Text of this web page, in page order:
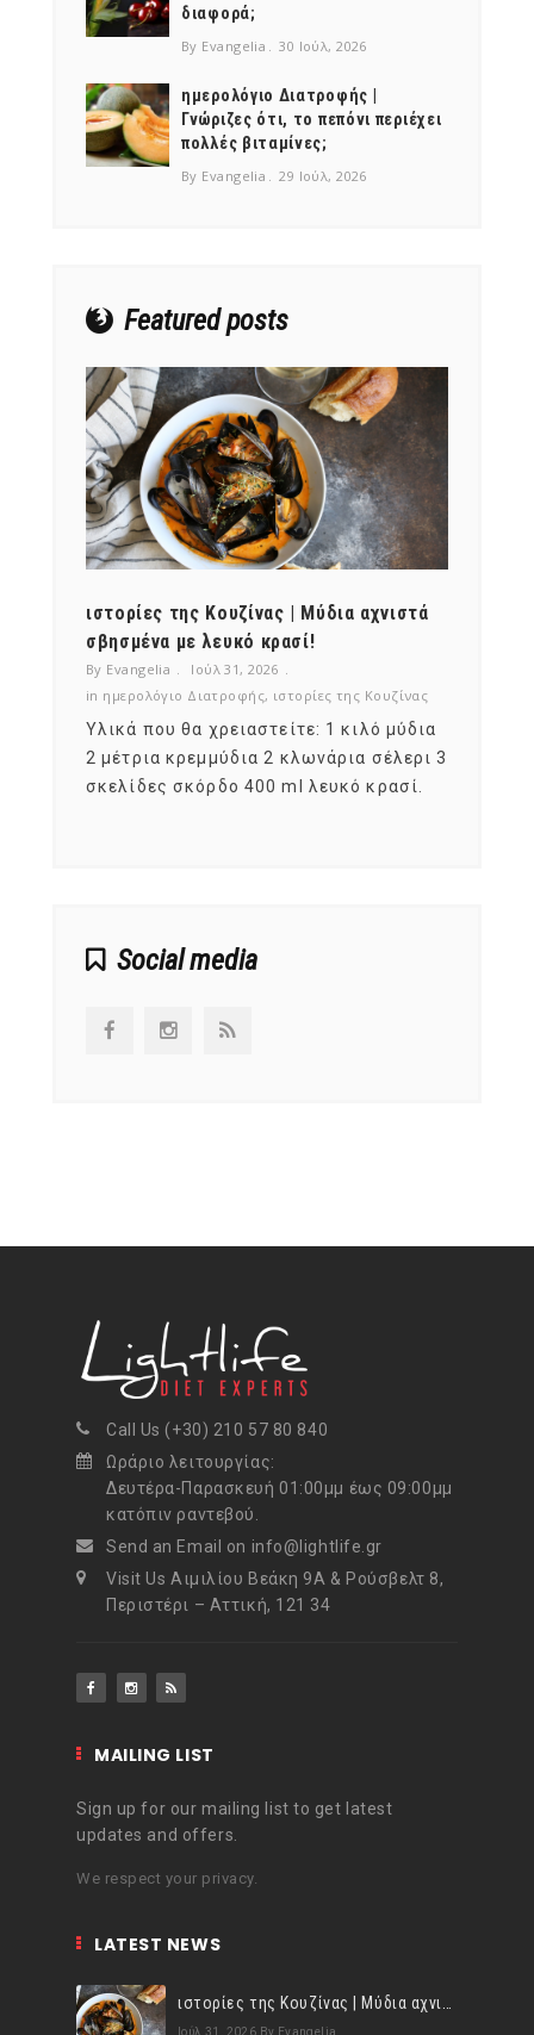
διαφορά;
By Evangelia 30 Ιούλ, 2026
ημερολόγιο Διατροφής |
Γνώριζες ότι, το πεπόνι περιέχει
πολλές βιταμίνες;
By Evangelia 29 Ιούλ, 2026
Featured posts
ιστορίες της Κουζίνας | Μύδια αχνιστά
σβησμένα με λευκό κρασί!
By Evangelia
Ιούλ 31, 2026
in ημερολόγιο Διατροφής, ιστορίες της Κουζίνας
Υλικά που θα χρειαστείτε: 1 κιλό μύδια
2 μέτρια κρεμμύδια 2 κλωνάρια σέλερι 3
σκελίδες σκόρδο 400 ml λευκό κρασί.
Social media
Call Us (+30) 210 57 80 840
Ωράριο λειτουργίας:
Δευτέρα-Παρασκευή 01:00μμ έως 09:00μμ
κατόπιν ραντεβού.
Send an Email on info@lightlife.gr
Visit Us Αιμιλίου Βεάκη 9Α & Ρούσβελτ 8,
Περιστέρι – Αττική, 121 34
MAILING LIST
Sign up for our mailing list to get latest
updates and offers.
We respect your privacy.
LATEST NEWS
Ιούλ 31, 2026 By Evangelia
NEWSLETTER
mel
y updates
fro
m